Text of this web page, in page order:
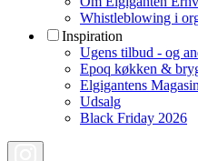
Whistleblowing i
Inspiration
Ugens tilbud - og
Epoq køkken &
Elgigantens Magasin
Udsalg
Black Friday 2026